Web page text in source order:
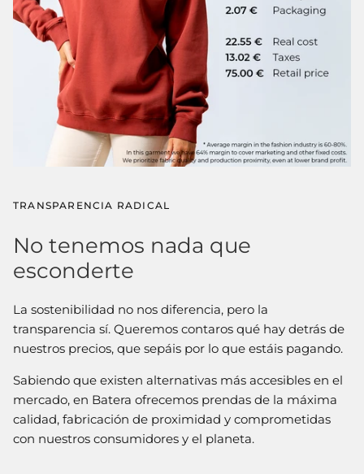
Camisetas
Polos
TRANSPARENCIA RADICAL
No tenemos nada que
esconderte
La sostenibilidad no nos diferencia, pero la
transparencia sí. Queremos contaros qué hay detrás de
nuestros precios, que sepáis por lo que estáis pagando.
Sabiendo que existen alternativas más accesibles en el
mercado, en Batera ofrecemos prendas de la máxima
calidad, fabricación de proximidad y comprometidas
con nuestros consumidores y el planeta.